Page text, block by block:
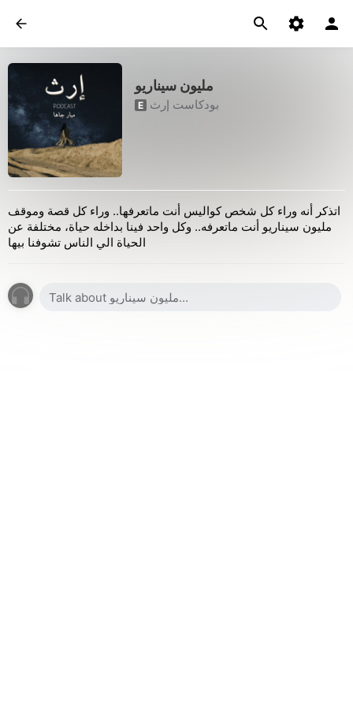
مليون سيناريو
E بودكاست إرث
اتذكر أنه وراء كل شخص كواليس أنت ماتعرفها.. وراء كل قصة وموقف
مليون سيناريو أنت ماتعرفه.. وكل واحد فينا بداخله حياة، مختلفة عن
الحياة الي الناس تشوفنا بيها